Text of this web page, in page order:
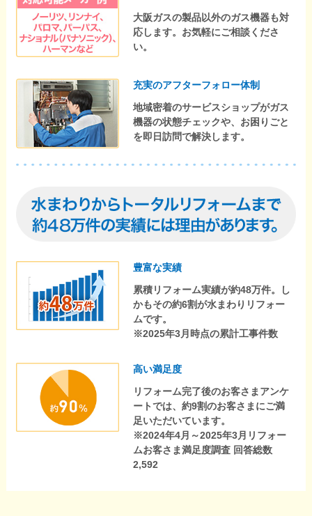
大阪ガスの製品以外のガス機器も対
応します。お気軽にご相談くださ
い。
充実のアフターフォロー体制
地域密着のサービスショップがガス
機器の状態チェックや、お困りごと
を即日訪問で解決します。
豊富な実績
累積リフォーム実績が約48万件。し
かもその約6割が水まわりリフォー
ムです。
※2025年3月時点の累計工事件数
高い満足度
リフォーム完了後のお客さまアンケ
ートでは、約9割のお客さまにご満
足いただいています。
※2024年4月～2025年3月リフォー
ムお客さま満足度調査 回答総数
2,592